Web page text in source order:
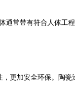
通常带有符合人体工
更加安全环保。陶瓷